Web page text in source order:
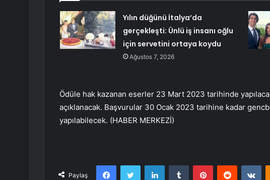
Yılın düğünü İtalya’da
gerçekleşti: Ünlü iş insanı oğlu
için servetini ortaya koydu
Ağustos 7, 2026
Ödüle hak kazanan eserler 23 Mart 2023 tarihinde
açıklanacak. Başvurular 30 Ocak 2023 tarihine kadar
yapılabilecek. (HABER MERKEZİ)
Paylaş
FacebookTwitter LinkedInTumblr PinterestReddit